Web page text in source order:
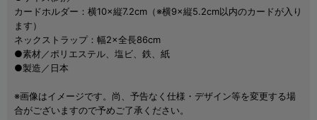
カードホルダー：横10×縦7.2cm（※横9×縦5.2cm以内のカードが入り
ます）
ネックストラップ：幅2×全長86cm
●素材／ポリエステル、塩ビ、鉄、紙
●製造／日本
※画像はイメージです。尚、予告なく仕様・デザイン等を変更する場
合がございますので予めご了承ください。